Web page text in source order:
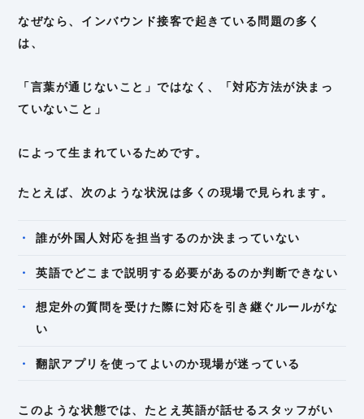
なぜなら、インバウンド接客で起きている問題の多く
は、
「言葉が通じないこと」ではなく、「対応方法が決まっ
ていないこと」
によって生まれているためです。
たとえば、次のような状況は多くの現場で見られます。
誰が外国人対応を担当するのか決まっていない
英語でどこまで説明する必要があるのか判断できない
想定外の質問を受けた際に対応を引き継ぐルールがな
い
翻訳アプリを使ってよいのか現場が迷っている
このような状態では、たとえ英語が話せるスタッフがい